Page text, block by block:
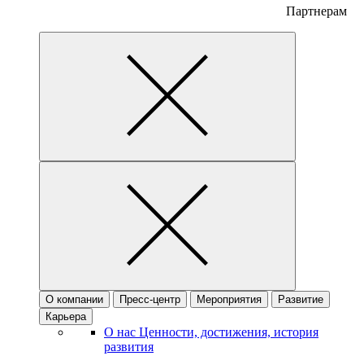
Партнерам
О компании Пресс-центр Мероприятия
Развитие
Карьера
О нас Ценности, достижения, история
развития